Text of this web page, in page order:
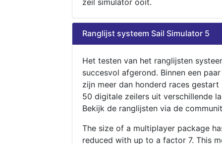
zeil simulator ooit.
Ranglijst systeem Sail Simulator 5
Het testen van het ranglijsten
succesvol afgerond. Binnen een
zijn meer dan honderd races gestart
50 digitale zeilers uit verschillende
Bekijk de ranglijsten via de
The size of a multiplayer package
reduced with up to a factor 7. This